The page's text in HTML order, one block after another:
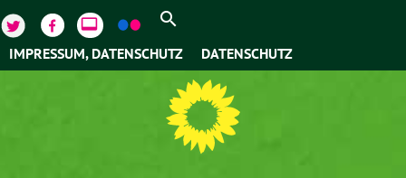
video_label
IMPRESSUM, DATENSCHUTZ DATENSCHUTZ